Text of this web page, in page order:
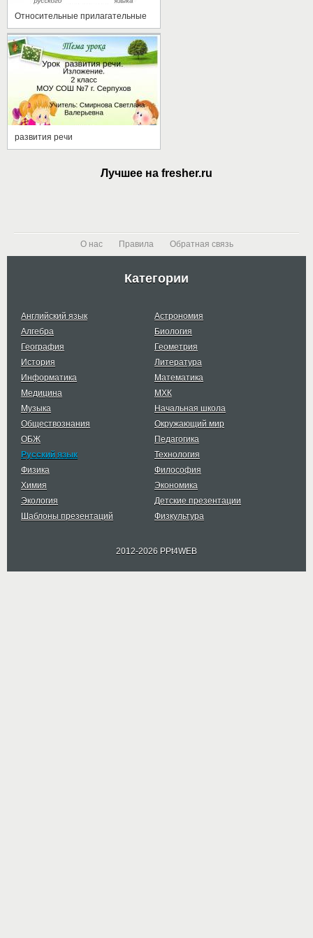
Относительные прилагательные
развития речи
Лучшее на fresher.ru
О нас Правила Обратная связь
Категории
Английский язык
Астрономия
Алгебра
Биология
География
Геометрия
История
Литература
Информатика
Математика
Медицина
МХК
Музыка
Начальная школа
Обществознания
Окружающий мир
ОБЖ
Педагогика
Русский язык
Технология
Физика
Философия
Химия
Экономика
Экология
Детские презентации
Шаблоны презентаций
Физкультура
2012-2026 PPt4WEB